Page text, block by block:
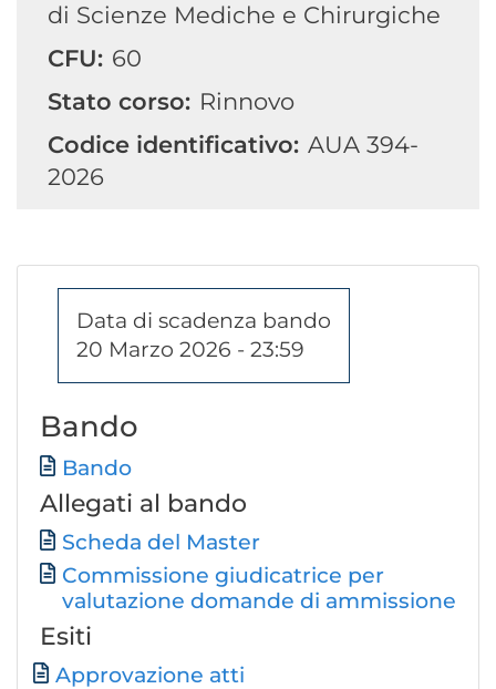
di Scienze Mediche e Chirurgiche
CFU: 60
Stato corso: Rinnovo
Codice identificativo: AUA 394-
2026
Data di scadenza bando
20 Marzo 2026 - 23:59
Bando
Documento
Bando
Allegati al bando
Documento
Scheda del Master
Documento
Commissione giudicatrice per
valutazione domande di ammissione
Esiti
Documento
Approvazione atti